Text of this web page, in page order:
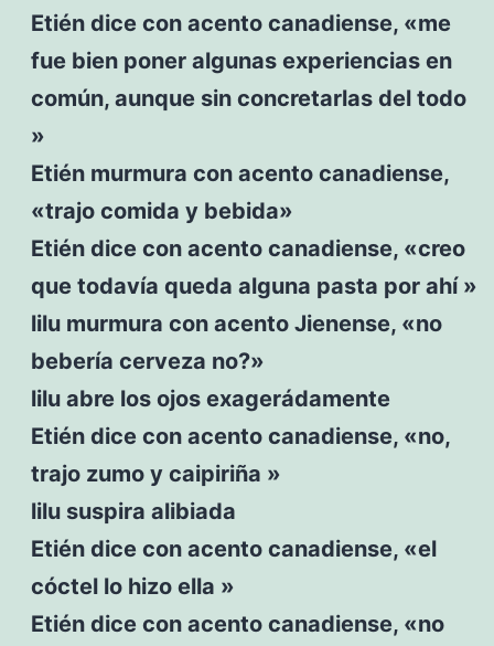
Etién dice con acento canadiense, «me
fue bien poner algunas experiencias en
común, aunque sin concretarlas del todo
»
Etién murmura con acento canadiense,
«trajo comida y bebida»
Etién dice con acento canadiense, «creo
que todavía queda alguna pasta por ahí »
lilu murmura con acento Jienense, «no
bebería cerveza no?»
lilu abre los ojos exagerádamente
Etién dice con acento canadiense, «no,
trajo zumo y caipiriña »
lilu suspira alibiada
Etién dice con acento canadiense, «el
cóctel lo hizo ella »
Etién dice con acento canadiense, «no